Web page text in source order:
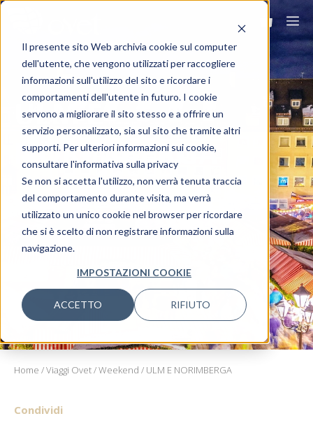
Il presente sito Web archivia cookie sul computer
dell'utente, che vengono utilizzati per raccogliere
informazioni sull'utilizzo del sito e ricordare i
comportamenti dell'utente in futuro. I cookie
servono a migliorare il sito stesso e a offrire un
servizio personalizzato, sia sul sito che tramite altri
supporti. Per ulteriori informazioni sui cookie,
consultare l'informativa sulla privacy
Se non si accetta l'utilizzo, non verrà tenuta traccia
del comportamento durante visita, ma verrà
utilizzato un unico cookie nel browser per ricordare
che si è scelto di non registrare informazioni sulla
navigazione.
IMPOSTAZIONI COOKIE
ACCETTO RIFIUTO
ULM E
NORIMBERGA
Viaggia ovunque, viaggia Ovet.
Home /Viaggi Ovet/Weekend / ULM E NORIMBERGA
Condividi